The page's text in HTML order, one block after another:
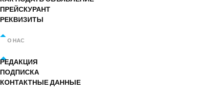
ПРЕЙСКУРАНТ
РЕКВИЗИТЫ
О НАС
РЕДАКЦИЯ
ПОДПИСКА
КОНТАКТНЫЕ ДАННЫЕ